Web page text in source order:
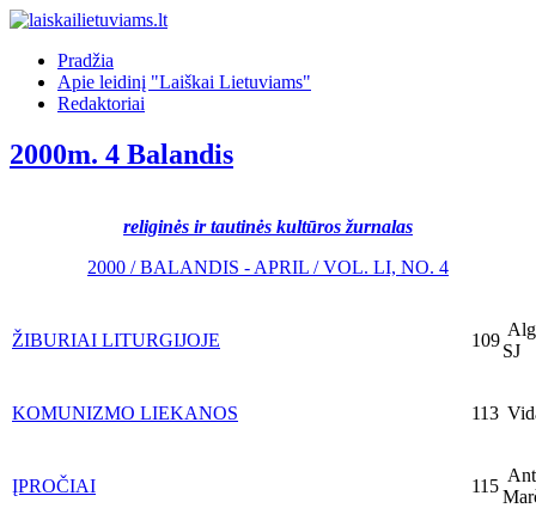
Pradžia
Apie leidinį "Laiškai Lietuviams"
Redaktoriai
2000m. 4 Balandis
religinės ir tautinės kultūros žurnalas
2000 / BALANDIS - APRIL / VOL. LI, NO. 4
ŽIBURIAI LITURGIJOJE 109
SJ
KOMUNIZMO LIEKANOS 113
ĮPROČIAI 115